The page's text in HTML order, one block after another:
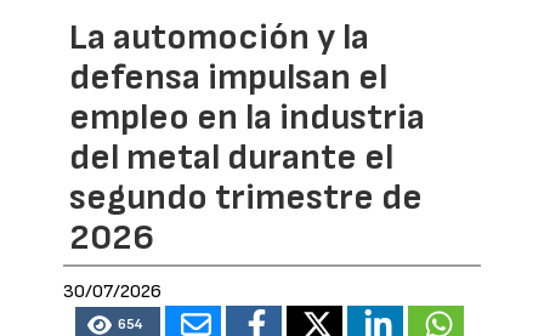
La automoción y la
defensa impulsan el
empleo en la industria
del metal durante el
segundo trimestre de
2026
30/07/2026
654